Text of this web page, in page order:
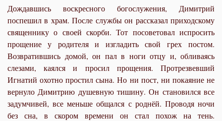
Дождавшись воскресного богослужения, Димитрий
поспешил в храм. После службы он рассказал приходскому
священнику о своей скорби. Тот посоветовал испросить
прощение у родителя и изгладить свой грех постом.
Возвратившись домой, он пал в ноги отцу и, обливаясь
слезами, каялся и просил прощения. Протрезвевший
Игнатий охотно простил сына. Но ни пост, ни покаяние не
вернуло Димитрию душевную тишину. Он становился все
задумчивей, все меньше общался с роднёй. Проводя ночи
без сна, в скором времени он стал похож на тень.